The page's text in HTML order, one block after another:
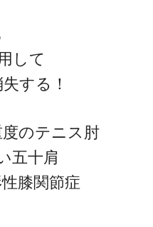
して
する！
度のテニス肘
五十肩
膝関節症